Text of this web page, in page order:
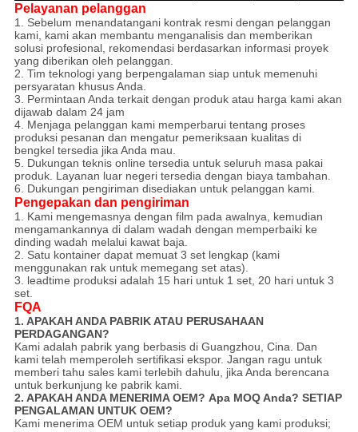
Pelayanan pelanggan
1. Sebelum menandatangani kontrak resmi dengan pelanggan
kami, kami akan membantu menganalisis dan memberikan
solusi profesional, rekomendasi berdasarkan informasi proyek
yang diberikan oleh pelanggan.
2. Tim teknologi yang berpengalaman siap untuk memenuhi
persyaratan khusus Anda.
3. Permintaan Anda terkait dengan produk atau harga kami akan
dijawab dalam 24 jam
4. Menjaga pelanggan kami memperbarui tentang proses
produksi pesanan dan mengatur pemeriksaan kualitas di
bengkel tersedia jika Anda mau.
5. Dukungan teknis online tersedia untuk seluruh masa pakai
produk. Layanan luar negeri tersedia dengan biaya tambahan.
6. Dukungan pengiriman disediakan untuk pelanggan kami.
Pengepakan dan pengiriman
1. Kami mengemasnya dengan film pada awalnya, kemudian
mengamankannya di dalam wadah dengan memperbaiki ke
dinding wadah melalui kawat baja.
2. Satu kontainer dapat memuat 3 set lengkap (kami
menggunakan rak untuk memegang set atas).
3. leadtime produksi adalah 15 hari untuk 1 set, 20 hari untuk 3
set.
FQA
1. APAKAH ANDA PABRIK ATAU PERUSAHAAN
PERDAGANGAN?
Kami adalah pabrik yang berbasis di Guangzhou, Cina. Dan
kami telah memperoleh sertifikasi ekspor. Jangan ragu untuk
memberi tahu sales kami terlebih dahulu, jika Anda berencana
untuk berkunjung ke pabrik kami.
2. APAKAH ANDA MENERIMA OEM? Apa MOQ Anda? SETIAP
PENGALAMAN UNTUK OEM?
Kami menerima OEM untuk setiap produk yang kami produksi;